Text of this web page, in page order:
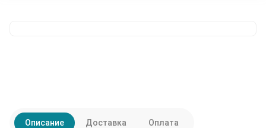
Описание Доставка Оплата